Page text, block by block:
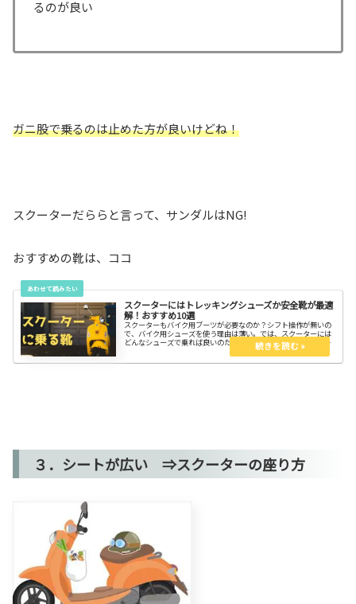
るのが良い
ガニ股で乗るのは止めた方が良いけどね！
スクーターだららと言って、サンダルはNG!
おすすめの靴は、ココ
スクーターにはトレッキングシューズか安全靴が最適
解！おすすめ10選
スクーターもバイク用ブーツが必要なのか？シフト操作が無いの
で、バイク用シューズを使う理由は薄い。では、スクーターには
どんなシューズで乗れば良いのだろうか？どんなシューズが合う
のかを知ってスッキリしよう。お気に入りが見つかると嬉しい。
３．シートが広い ⇒スクーターの座り方